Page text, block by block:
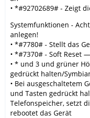
• *#92702689# - Zeigt
Systemfunktionen -
anlegen!
• *#7780# - Stellt das
• *#7370# - Soft Reset
• * und 3 und grüner
gedrückt halten/
• Bei ausgeschaltetem
und Tasten gedrückt
Telefonspeicher, setzt
rebootet das Gerät